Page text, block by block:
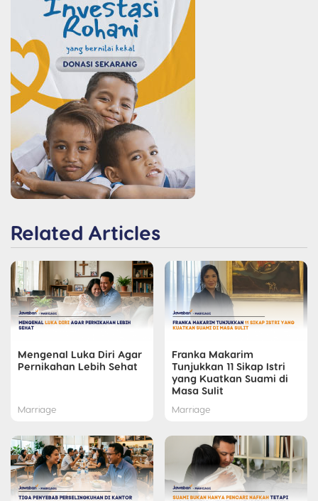
Related Articles
Mengenal Luka Diri Agar
Pernikahan Lebih Sehat
Marriage
Franka Makarim
Tunjukkan 11 Sikap Istri
yang Kuatkan Suami di
Masa Sulit
Marriage